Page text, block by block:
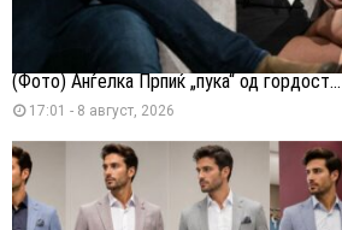
(Фото) Анѓелка Прпиќ „пука“ од гордост...
17:01 - 8 август, 2026